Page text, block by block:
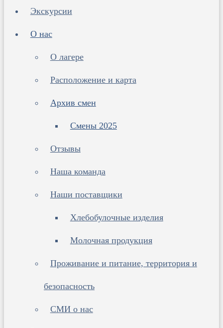
Экскурсии
О нас
О лагере
Расположение и карта
Архив смен
Смены 2025
Отзывы
Наша команда
Наши поставщики
Хлебобулочные изделия
Молочная продукция
Проживание и питание, территория и
безопасность
СМИ о нас